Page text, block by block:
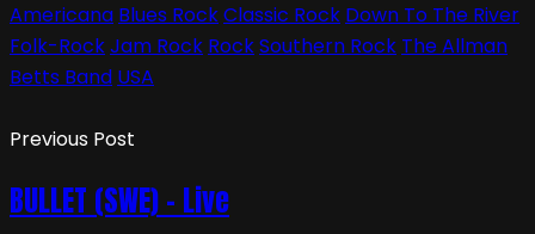
Americana Blues RockClassic Rock Down To The River
Folk-RockJam Rock RockSouthern Rock The Allman
Betts Band USA
Previous Post
BULLET (SWE) – Live